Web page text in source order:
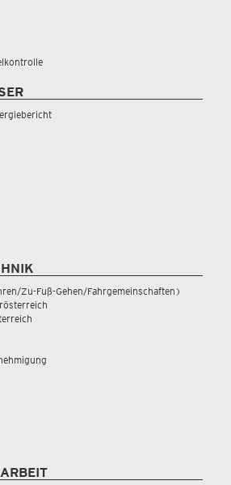
Zu-Fuß-Gehen/Fahrgemeinschaften)